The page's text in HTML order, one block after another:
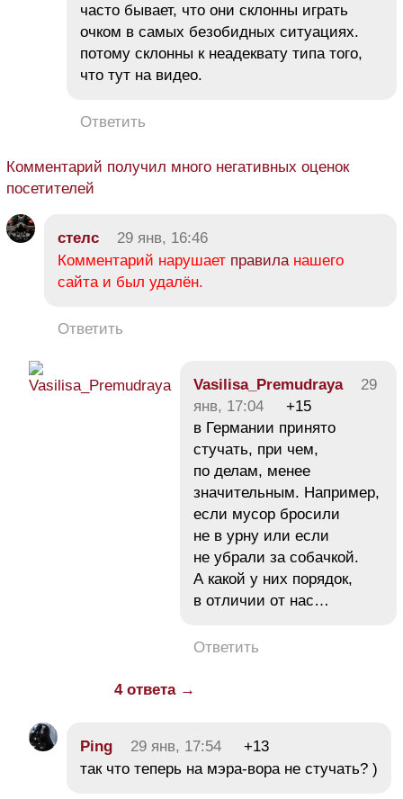
часто бывает, что они склонны играть
очком в самых безобидных ситуациях.
потому склонны к неадеквату типа того,
что тут на видео.
Ответить
Комментарий получил много негативных оценок
посетителей
стелс
29 янв, 16:46
Комментарий нарушает правила нашего
сайта и был удалён.
Ответить
Vasilisa_Premudraya
29
янв, 17:04
+15
в Германии принято
стучать, при чем,
по делам, менее
значительным. Например,
если мусор бросили
не в урну или если
не убрали за собачкой.
А какой у них порядок,
в отличии от нас…
Ответить
4 ответа →
Ping 29 янв, 17:54
+13
так что теперь на мэра-вора не стучать? )